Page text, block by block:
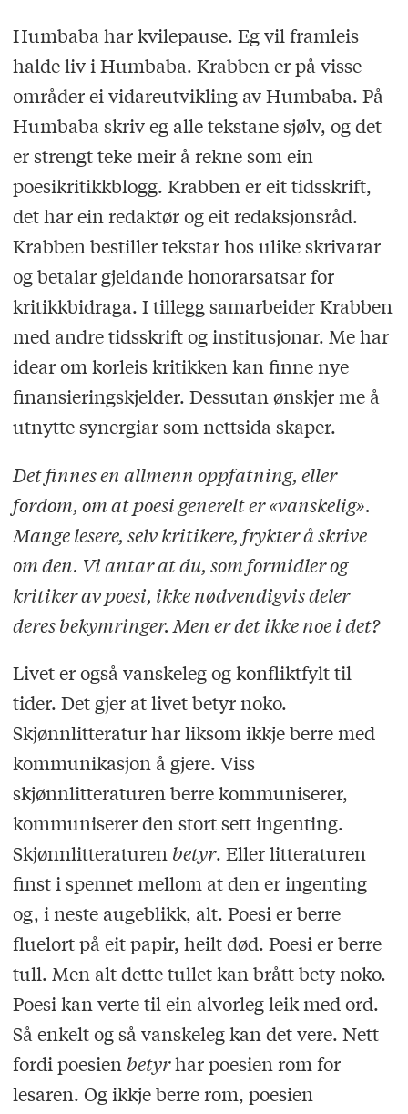
Humbaba har kvilepause. Eg vil framleis
halde liv i Humbaba. Krabben er på visse
områder ei vidareutvikling av Humbaba. På
Humbaba skriv eg alle tekstane sjølv, og det
er strengt teke meir å rekne som ein
poesikritikkblogg. Krabben er eit tidsskrift,
det har ein redaktør og eit redaksjonsråd.
Krabben bestiller tekstar hos ulike skrivarar
og betalar gjeldande honorarsatsar for
kritikkbidraga. I tillegg samarbeider Krabben
med andre tidsskrift og institusjonar. Me har
idear om korleis kritikken kan finne nye
finansieringskjelder. Dessutan ønskjer me å
utnytte synergiar som nettsida skaper.
Det finnes en allmenn oppfatning, eller
fordom, om at poesi generelt er «vanskelig».
Mange lesere, selv kritikere, frykter å skrive
om den. Vi antar at du, som formidler og
kritiker av poesi, ikke nødvendigvis deler
deres bekymringer. Men er det ikke noe i det?
Livet er også vanskeleg og konfliktfylt til
tider. Det gjer at livet betyr noko.
Skjønnlitteratur har liksom ikkje berre med
kommunikasjon å gjere. Viss
skjønnlitteraturen berre kommuniserer,
kommuniserer den stort sett ingenting.
Skjønnlitteraturen betyr. Eller litteraturen
finst i spennet mellom at den er ingenting
og, i neste augeblikk, alt. Poesi er berre
fluelort på eit papir, heilt død. Poesi er berre
tull. Men alt dette tullet kan brått bety noko.
Poesi kan verte til ein alvorleg leik med ord.
Så enkelt og så vanskeleg kan det vere. Nett
fordi poesien betyrhar poesien rom for
lesaren. Og ikkje berre rom, poesien